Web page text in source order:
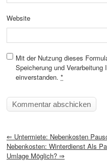
Website
Mit der Nutzung dieses
Speicherung und
einverstanden. *
⇐ Untermiete: Nebenkosten
Nebenkosten: Winterdienst Als
Umlage Möglich? ⇒